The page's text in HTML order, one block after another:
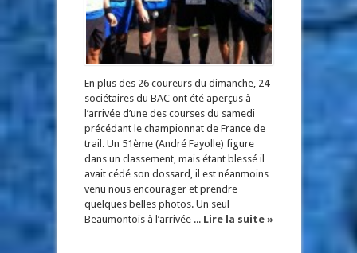
En plus des 26 coureurs du dimanche, 24
sociétaires du BAC ont été aperçus à
l’arrivée d’une des courses du samedi
précédant le championnat de France de
trail. Un 51ème (André Fayolle) figure
dans un classement, mais étant blessé il
avait cédé son dossard, il est néanmoins
venu nous encourager et prendre
quelques belles photos. Un seul
Beaumontois à l’arrivée ... Lire la suite »